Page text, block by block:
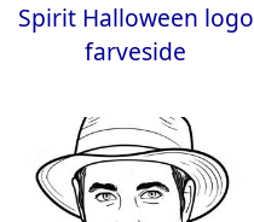
Spirit Halloween logo
farveside